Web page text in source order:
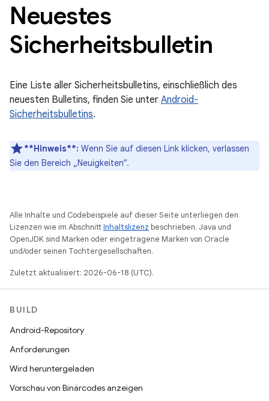
Neuestes
Sicherheitsbulletin
Eine Liste aller Sicherheitsbulletins, einschließlich des
neuesten Bulletins, finden Sie unter Android-
Sicherheitsbulletins.
**Hinweis**: Wenn Sie auf diesen Link klicken, verlassen
Sie den Bereich „Neuigkeiten“.
Alle Inhalte und Codebeispiele auf dieser Seite unterliegen den
Lizenzen wie im AbschnittInhaltslizenz beschrieben. Java und
OpenJDK sind Marken oder eingetragene Marken von Oracle
und/oder seinen Tochtergesellschaften.
Zuletzt aktualisiert: 2026-06-18 (UTC).
BUILD
Android-Repository
Anforderungen
Wird heruntergeladen
Vorschau von Binärcodes anzeigen